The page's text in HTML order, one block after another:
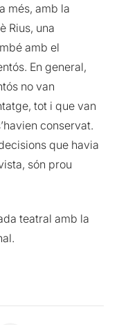
més, amb la
Rius, una
amb el
En general,
no van
tot i que van
conservat.
que havia
són prou
teatral amb la